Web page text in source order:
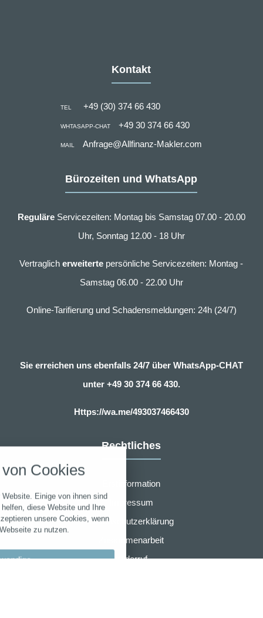
Kontakt
TEL +49 (30) 374 66 430
WHTASAPP-CHAT +49 30 374 66 430
MAIL Anfrage@Allfinanz-Makler.com
Bürozeiten und WhatsApp
ReguläreServicezeiten: Montag bis Samstag 07.00 - 20.00
Uhr, Sonntag 12.00 - 18 Uhr
Vertraglicherweiterte persönliche Servicezeiten: Montag -
Samstag 06.00 - 22.00 Uhr
Online-Tarifierung und Schadensmeldungen: 24h (24/7)
Sie erreichen uns ebenfalls 24/7 über WhatsApp-CHAT
unter +49 30 374 66 430.
Https://wa.me/493037466430
Rechtliches
Erstinformation
Impressum
Datenschutzerklärung
Zusammenarbeit
Widerruf
Cookies
Einige von ihnen sind
diese Website und Ihre
unsere Cookies, wenn
zu nutzen.
folgende Kategorien zu
Notwendig
Performance